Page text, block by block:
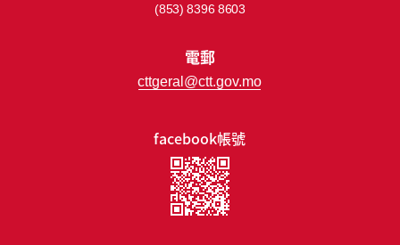
facebook帳號
(853) 8396 8603
電郵
cttgeral@ctt.gov.mo